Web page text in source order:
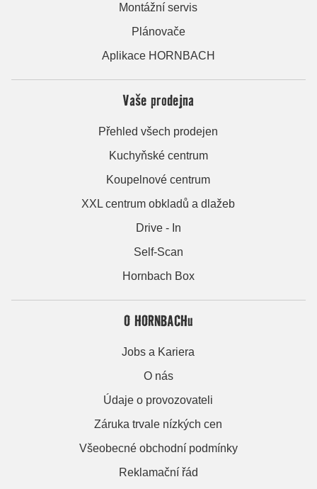
Montážní servis
Plánovače
Aplikace HORNBACH
Vaše prodejna
Přehled všech prodejen
Kuchyňské centrum
Koupelnové centrum
XXL centrum obkladů a dlažeb
Drive - In
Self-Scan
Hornbach Box
O HORNBACHu
Jobs a Kariera
O nás
Údaje o provozovateli
Záruka trvale nízkých cen
Všeobecné obchodní podmínky
Reklamační řád